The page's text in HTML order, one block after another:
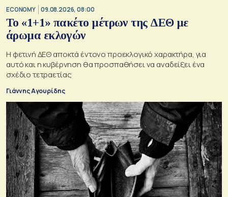
ECONOMY 09.08.2026, 08:00
Το «1+1» πακέτο μέτρων της ΔΕΘ με
άρωμα εκλογών
Η φετινή ΔΕΘ αποκτά έντονο προεκλογικό χαρακτήρα, για
αυτό και η κυβέρνηση θα προσπαθήσει να αναδείξει ένα
σχέδιο τετραετίας
Γιάννης Αγουρίδης